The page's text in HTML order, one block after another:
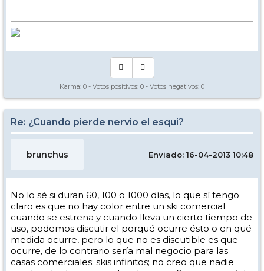
Karma: 0 - Votos positivos: 0 - Votos negativos: 0
Re: ¿Cuando pierde nervio el esqui?
brunchus Enviado: 16-04-2013 10:48
No lo sé si duran 60, 100 o 1000 días, lo que sí tengo
claro es que no hay color entre un ski comercial
cuando se estrena y cuando lleva un cierto tiempo de
uso, podemos discutir el porqué ocurre ésto o en qué
medida ocurre, pero lo que no es discutible es que
ocurre, de lo contrario sería mal negocio para las
casas comerciales: skis infinitos; no creo que nadie